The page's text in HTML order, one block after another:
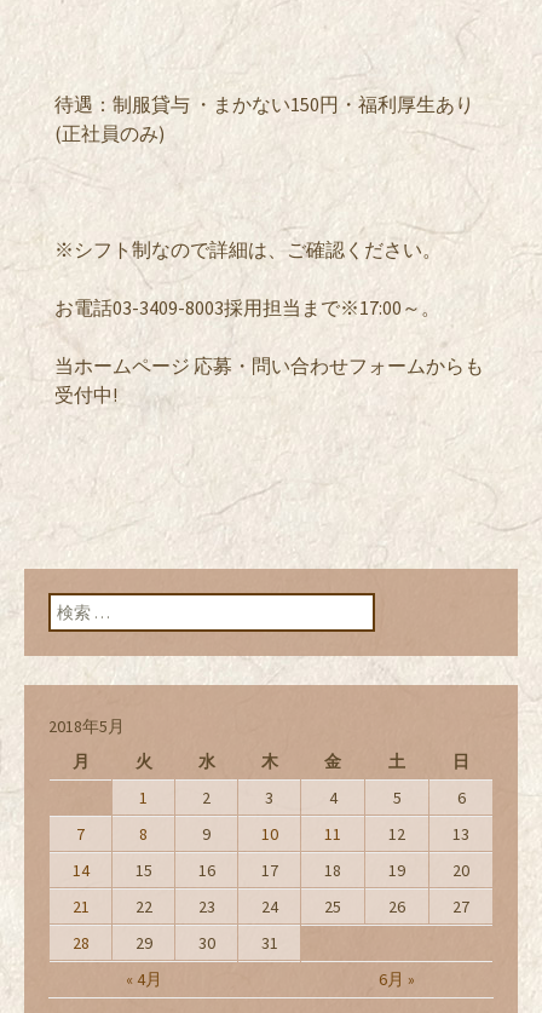
待遇：制服貸与 ・まかない150円・福利厚生あり
(正社員のみ)
※シフト制なので詳細は、ご確認ください。
お電話03-3409-8003採用担当まで※17:00～。
当ホームページ 応募・問い合わせフォームからも
受付中!
検索:
2018年5月
月
火 水 木 金 土 日
« 4月 6月 »
1 2 3 4 5
6
7
8 9 10 11 12
13
14
15 16 17 18 19
20
21
22 23 24 25 26
27
28
29 30 31